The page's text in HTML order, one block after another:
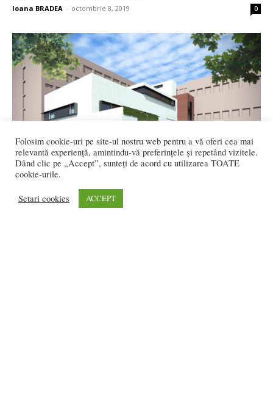
Ioana BRADEA - octombrie 8, 2019 0
FOTO: Cum se atrage personal medical la
Folosim cookie-uri pe site-ul nostru web pentru a vă oferi cea mai
relevantă experiență, amintindu-vă preferințele și repetând vizitele.
Dând clic pe „Accept”, sunteți de acord cu utilizarea TOATE
cookie-urile.
Setari cookies ACCEPT